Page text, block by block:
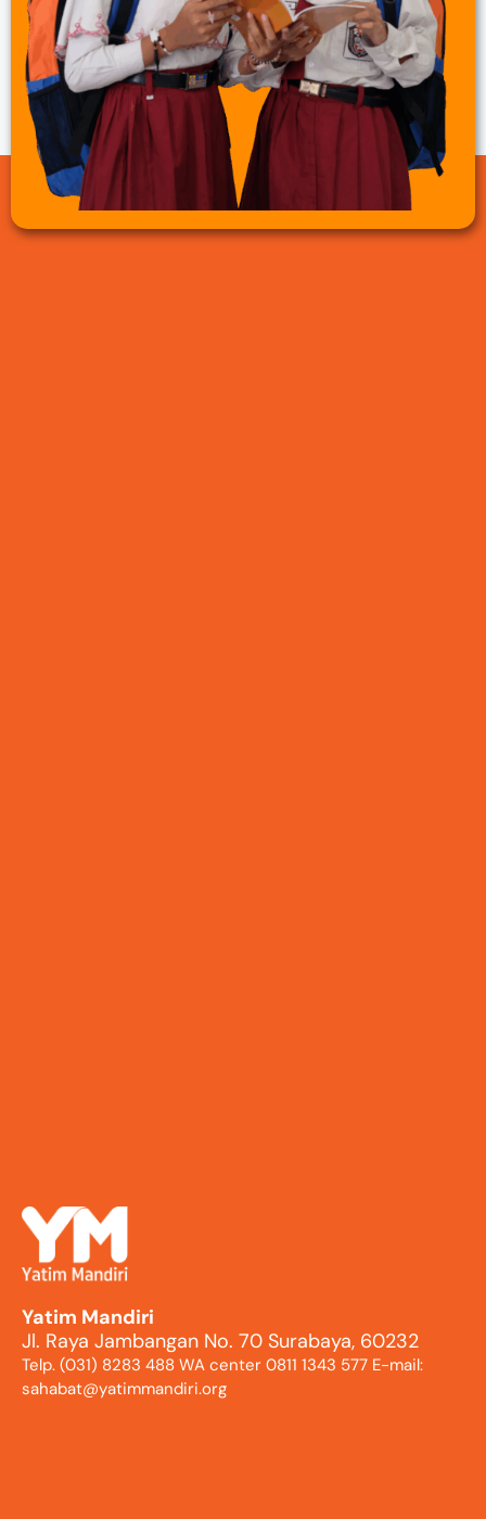
Yatim Mandiri
Jl. Raya Jambangan No. 70 Surabaya, 60232
Telp. (031) 8283 488 WA center 0811 1343 577 E-mail:
sahabat@yatimmandiri.org